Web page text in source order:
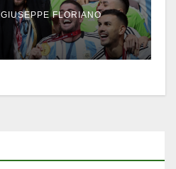
GIUSEPPE FLORIANO